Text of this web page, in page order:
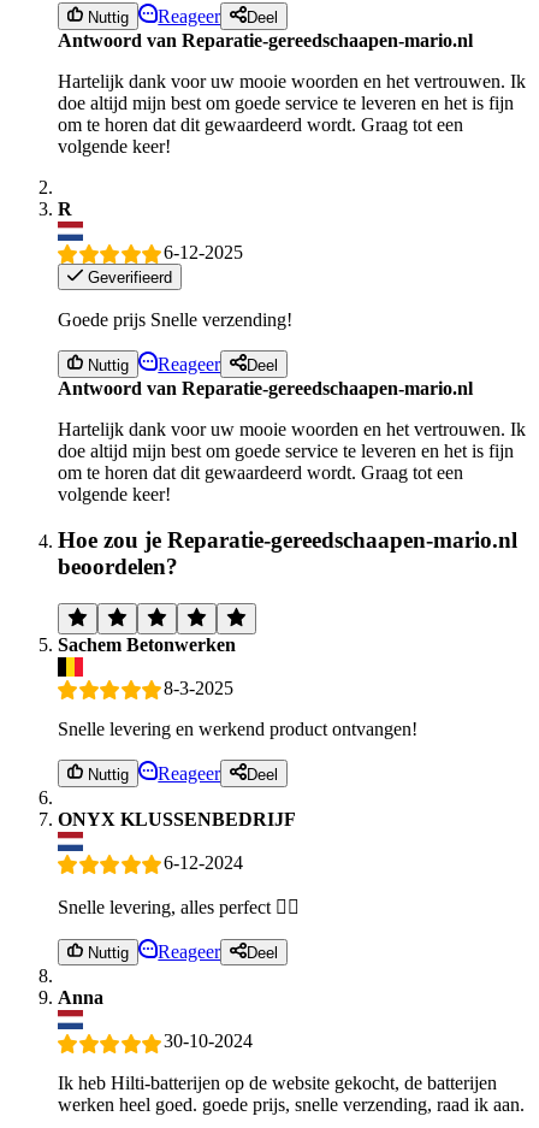
Nuttig Reageer Deel
Antwoord van Reparatie-gereedschaapen-mario.nl
Hartelijk dank voor uw mooie woorden en het vertrouwen. Ik
doe altijd mijn best om goede service te leveren en het is fijn
om te horen dat dit gewaardeerd wordt. Graag tot een
volgende keer!
R
6-12-2025
Geverifieerd
Goede prijs Snelle verzending!
Nuttig Reageer Deel
Antwoord van Reparatie-gereedschaapen-mario.nl
Hartelijk dank voor uw mooie woorden en het vertrouwen. Ik
doe altijd mijn best om goede service te leveren en het is fijn
om te horen dat dit gewaardeerd wordt. Graag tot een
volgende keer!
Hoe zou je Reparatie-gereedschaapen-mario.nl
beoordelen?
Sachem Betonwerken
8-3-2025
Snelle levering en werkend product ontvangen!
Nuttig Reageer Deel
ONYX KLUSSENBEDRIJF
6-12-2024
Snelle levering, alles perfect 👌🏻
Nuttig Reageer Deel
Anna
30-10-2024
Ik heb Hilti-batterijen op de website gekocht, de batterijen
werken heel goed. goede prijs, snelle verzending, raad ik aan.